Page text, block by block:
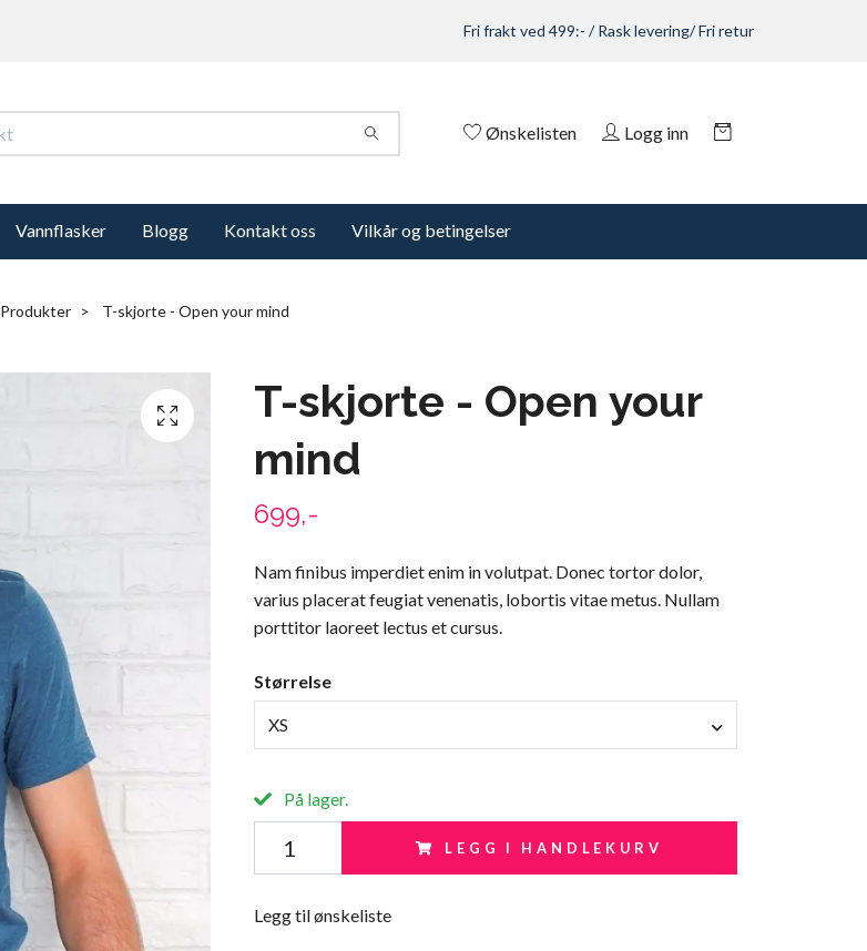
Fri frakt ved 499:- / Rask levering/ Fri retur
Ønskelisten Logg inn
Vannflasker Blogg Kontakt oss Vilkår og betingelser
Produkter T-skjorte - Open your mind
T-skjorte - Open your
mind
699,-
Nam finibus imperdiet enim in volutpat. Donec tortor dolor,
varius placerat feugiat venenatis, lobortis vitae metus. Nullam
porttitor laoreet lectus et cursus.
Størrelse
XS
På lager.
LEGG I HANDLEKURV
Legg til ønskeliste